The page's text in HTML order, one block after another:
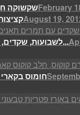
שקשוקהFebruary
August 19,
לשבועות, שקדים, תמרים, תאנים...
חומוס